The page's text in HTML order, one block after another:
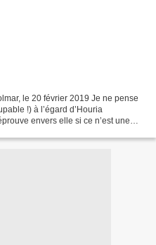
le 20 février 2019 Je ne pense
!) à l’égard d’Houria
envers elle si ce n’est une